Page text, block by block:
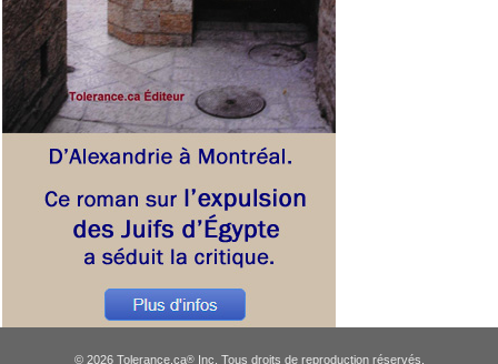
© 2026 Tolerance.ca®Inc. Tous droits de reproduction réservés.